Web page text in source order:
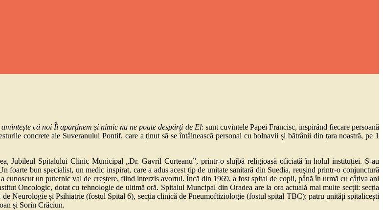
că noi Îi aparținem și nimic nu ne poate despărți de El: sunt cuvintele Papei Francisc, inspirând fiecare persoană
concrete ale Suveranului Pontif, care a ținut să se întâlnească personal cu bolnavii și bătrânii din țara noastră, pe 1
Jubileul Spitalului Clinic Municipal „Dr. Gavril Curteanu”, printr-o slujbă religioasă oficiată în holul instituției. S-au
bun specialist, un medic inspirat, care a adus acest tip de unitate sanitară din Suedia, reușind printr-o conjunctură
un puternic val de creștere, fiind interzis avortul. Încă din 1969, a fost spital de copii, până în urmă cu câțiva ani
Oncologic, dotat cu tehnologie de ultimă oră. Spitalul Muncipal din Oradea are la ora actuală mai multe secții: secția
Neurologie și Psihiatrie (fostul Spital 6), secția clinică de Pneumoftiziologie (fostul spital TBC): patru unități spitalicești
și Sorin Crăciun.